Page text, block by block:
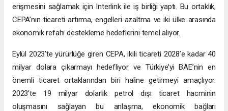
erişmesini sağlamak için Interlink ile iş birliği yaptı. Bu ortaklık,
CEPA’nın ticareti artırma, engelleri azaltma ve iki ülke arasında
ekonomik refahı destekleme hedeflerini temel alıyor.
Eylül 2023’te yürürlüğe giren CEPA, ikili ticareti 2028’e kadar 40
milyar dolara çıkarmayı hedefliyor ve Türkiye’yi BAE’nin en
önemli ticaret ortaklarından biri haline getirmeyi amaçlıyor.
2023’te 19 milyar dolarlık petrol dışı ticaret hacminin
oluşmasını sağlayan bu anlaşma, ekonomik bağları